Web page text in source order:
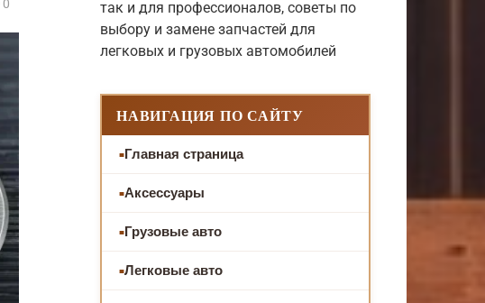
0
так и для профессионалов, советы по
выбору и замене запчастей для
легковых и грузовых автомобилей
НАВИГАЦИЯ ПО САЙТУ
Главная страница
Аксессуары
Грузовые авто
Легковые авто